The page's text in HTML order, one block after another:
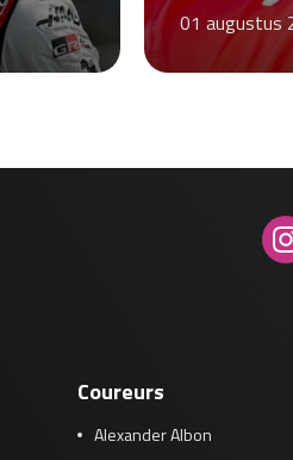
01 augustus
Coureurs
Alexander Albon